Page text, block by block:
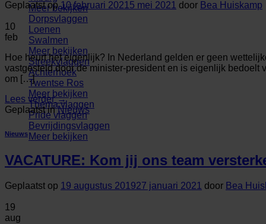
Meer bekijken
Dorpsvlaggen
Loenen
Swalmen
Meer bekijken
Streekvlaggen
Achterhoek
Twentse Ros
Meer bekijken
Thema vlaggen
Pride vlaggen
Bevrijdingsvlaggen
Meer bekijken
Geplaatst op10 februari 2021 5 mei 2021 door Bea Huiskamp
10
feb
Hoe heurt het eigenlijk? In Nederland gelden er geen
vastgesteld door de minister-president en is eigenlijk bedoelt
om […]
Lees verder→
Geplaatst inNieuws
Nieuws
VACATURE: Kom jij ons team
Geplaatst op 19 augustus 201927 januari 2021 door Bea
19
aug